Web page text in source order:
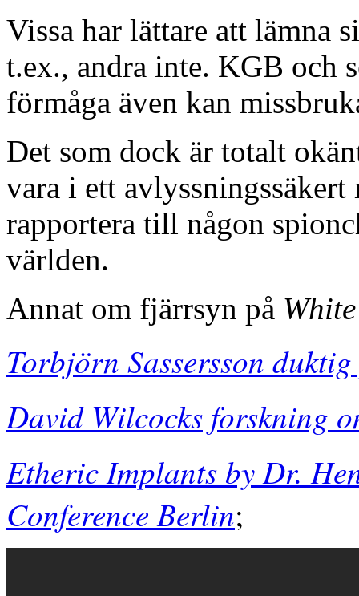
Vissa har lättare att lämna
t.ex., andra inte. KGB och
förmåga även kan
Det som dock är totalt
vara i ett avlyssningssäkert
rapportera till någon
världen.
Annat om fjärrsyn på
Torbjörn Sassersson
David Wilcocks forskning
Etheric Implants by Dr.
Conference Berlin;